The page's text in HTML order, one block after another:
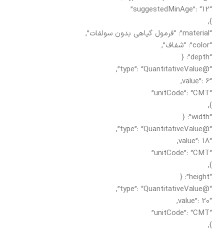
“suggestedMinAge”: “12”
},
“material”: “فرمول گیاهی بدون سولفات”,
“color”: “شفاف”,
“depth”: {
“@type”: “QuantitativeValue”,
“value”: 6,
“unitCode”: “CMT”
},
“width”: {
“@type”: “QuantitativeValue”,
“value”: 18,
“unitCode”: “CMT”
},
“height”: {
“@type”: “QuantitativeValue”,
“value”: 20,
“unitCode”: “CMT”
},